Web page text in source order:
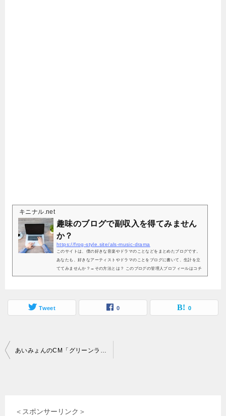
キニナル.net
趣味のブログで副収入を得てみません
か？
https://frog-style.site/als-music-drama
このサイトは、僕の好きな音楽やドラマのことなどをまとめたブログです。
あなたも、好きなアーティストやドラマのことをブログに書いて、生計を立
ててみませんか？→その方法とは？ このブログの管理人プロフィールはコチ
ラ
Tweet 0 0
投
あいみょんのCM「グリーンラベル」！マリーゴールド編のロケ地は？
＜スポンサーリンク＞